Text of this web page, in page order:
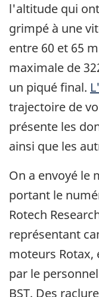
l'altitude qui
grimpé à une
entre 60 et 65
maximale de
un piqué final.
trajectoire de
présente les
ainsi que les
On a envoyé le
portant le
Rotech
représentant
moteurs Rotax,
par le
BST. Des